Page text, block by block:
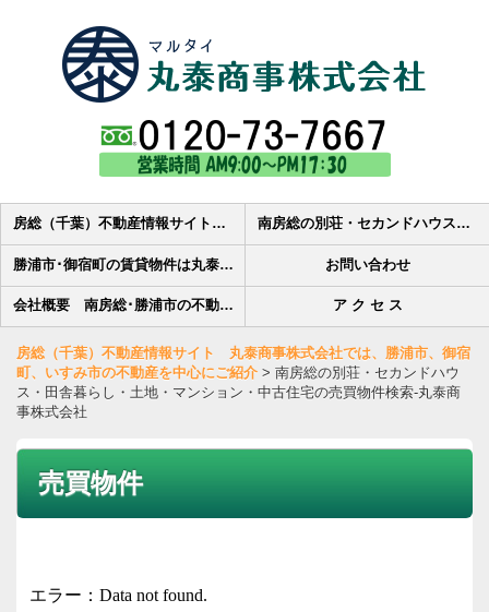
房総（千葉）不動産情報サイト 丸泰商事株式会社では、勝浦市、御宿町、いすみ市の不動産を中心にご紹介 南房総の別荘・セカンドハウス・田舎暮らし・土地・マンション・中古住宅の売買物件検索-丸泰商事株式会社
勝浦市･御宿町の賃貸物件は丸泰商事へ 賃貸アパート・貸家・賃貸マンション・貸駐車場・貸店舗の物件情報 お問い合わせ
会社概要 南房総･勝浦市の不動産会社丸泰商事株式会社です ア ク セ ス
房総（千葉）不動産情報サイト 丸泰商事株式会社では、勝浦市、御宿
町、いすみ市の不動産を中心にご紹介 > 南房総の別荘・セカンドハウ
ス・田舎暮らし・土地・マンション・中古住宅の売買物件検索-丸泰商
事株式会社
売買物件